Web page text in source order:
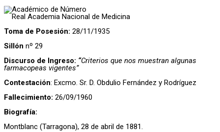
Académico de Número
Real Academia Nacional de Medicina
Toma de Posesión: 28/11/1935
Sillón nº 29
Discurso de Ingreso: “Criterios que nos muestran algunas
farmacopeas vigentes”
Contestación: Excmo. Sr. D. Obdulio Fernández y Rodríguez
Fallecimiento: 26/09/1960
Biografía:
Montblanc (Tarragona), 28 de abril de 1881.